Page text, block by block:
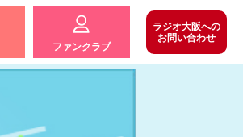
ファンクラブ
ラジオ大阪への
お問い合わせ